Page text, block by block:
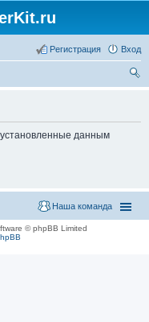
Вход
Регистрация
данным
Наша команда
© phpBB Limited